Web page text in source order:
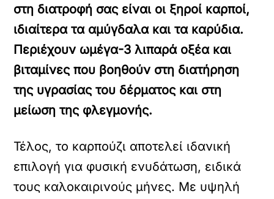
στη διατροφή σας είναι οι ξηροί καρποί,
ιδιαίτερα τα αμύγδαλα και τα καρύδια.
Περιέχουν ωμέγα-3 λιπαρά οξέα και
βιταμίνες που βοηθούν στη διατήρηση
της υγρασίας του δέρματος και στη
μείωση της φλεγμονής.
Τέλος, το καρπούζι αποτελεί ιδανική
επιλογή για φυσική ενυδάτωση, ειδικά
τους καλοκαιρινούς μήνες. Με υψηλή